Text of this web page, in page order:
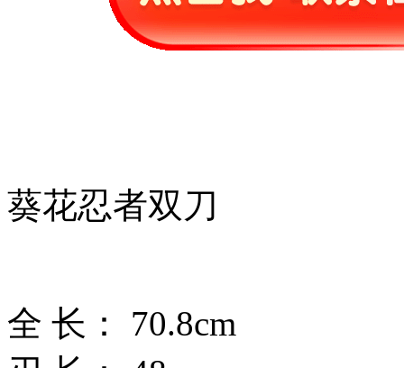
葵花忍者双刀
全 长： 70.8cm